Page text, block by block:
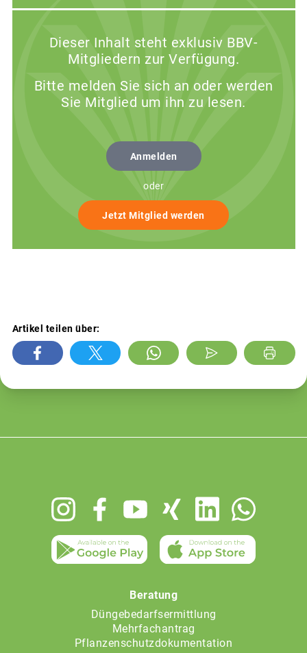
Dieser Inhalt steht exklusiv BBV-
Mitgliedern zur Verfügung.
Bitte melden Sie sich an oder werden
Sie Mitglied um ihn zu lesen.
Anmelden
oder
Jetzt Mitglied werden
Artikel teilen über:
Beratung
Düngebedarfsermittlung
Mehrfachantrag
Pflanzenschutzdokumentation